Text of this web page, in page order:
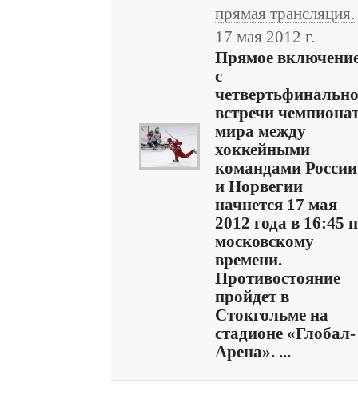
прямая трансляция.
17 мая 2012 г.
Прямое
с
встречи
мира между
хоккейными
командами России
и Норвегии
начнется 17 мая
2012 года в 16:45
московскому
времени.
Противостояние
пройдет в
Стокгольме на
стадионе «Глобал-
Арена». ...